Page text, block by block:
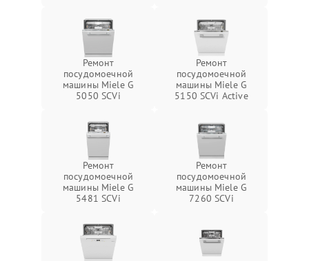
Ремонт
посудомоечной
машины Miele G
5050 SCVi
Ремонт
посудомоечной
машины Miele G
5150 SCVi Active
Ремонт
посудомоечной
машины Miele G
5481 SCVi
Ремонт
посудомоечной
машины Miele G
7260 SCVi